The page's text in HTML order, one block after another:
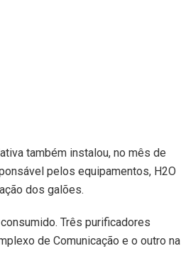
também instalou, no mês de
pelos equipamentos, H2O
dos galões.
Três purificadores
de Comunicação e o outro na